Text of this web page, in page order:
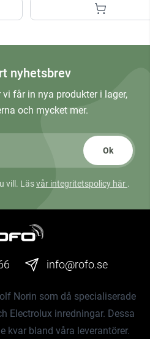
nyhetsbrev
får in nya produkter i lager,
och mycket mer.
Ok
vill. Läsvår integritetspolicy här .
info@rofo.se
Norin som då specialiserade
Electrolux inredningar. Dessa
kvar bland våra leverantörer.